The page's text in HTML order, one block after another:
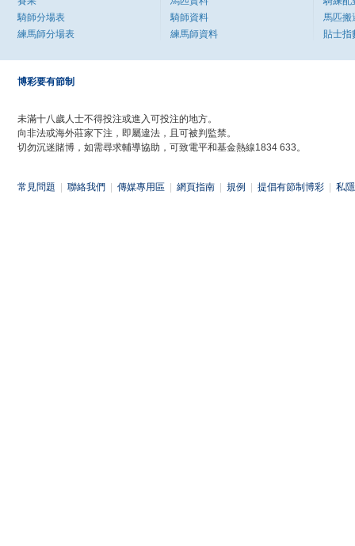
騎師分場表
練馬師分場表
騎師資料
練馬師資料
馬匹搬
貼士指
博彩要有節制
未滿十八歲人士不得投注或進入可投注的地方。
向非法或海外莊家下注，即屬違法，且可被判監禁。
切勿沉迷賭博，如需尋求輔導協助，可致電平和基金熱線1834 633。
常見問題 聯絡我們 傳媒專用區 網頁指南 規例 提倡有節制博彩 私